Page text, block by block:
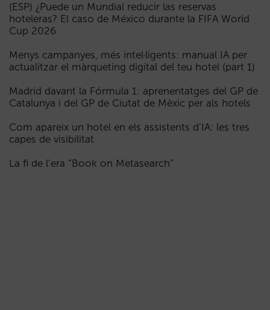
(ESP) ¿Puede un Mundial reducir las reservas
hoteleras? El caso de México durante la FIFA World
Cup 2026
Menys campanyes, més intel·ligents: manual IA per
actualitzar el màrqueting digital del teu hotel (part 1)
Madrid davant la Fórmula 1: aprenentatges del GP de
Catalunya i del GP de Ciutat de Mèxic per als hotels
Com apareix un hotel en els assistents d’IA: les tres
capes de visibilitat
La fi de l’era “Book on Metasearch”